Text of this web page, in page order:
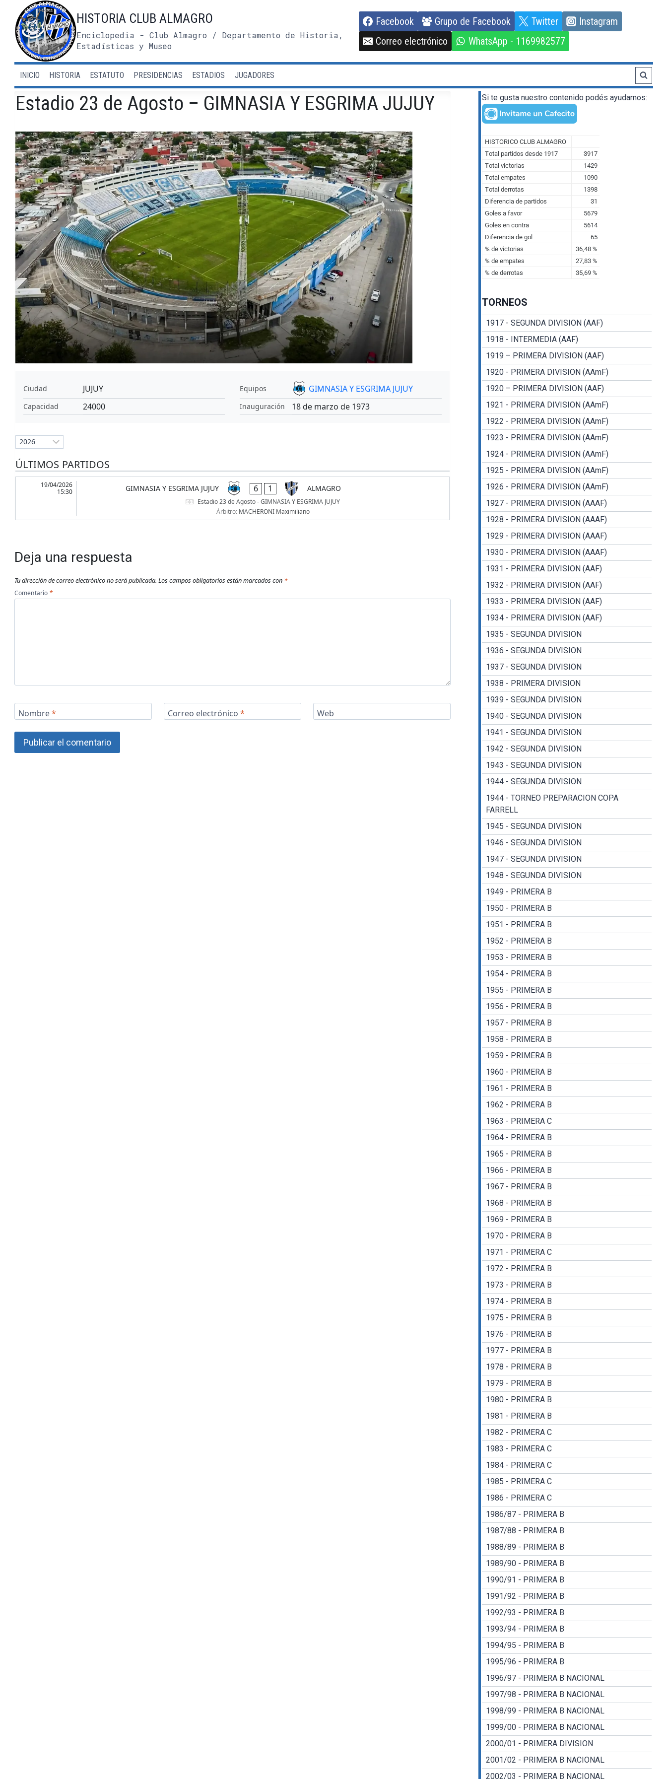
contenido
HISTORIA CLUB ALMAGRO
Enciclopedia - Club Almagro / Departamento de Historia,
Estadísticas y Museo
Facebook Grupo de Facebook Twitter
Instagram
Correo electrónico
WhatsApp - 1169982577
INICIO HISTORIA ESTATUTO PRESIDENCIAS ESTADIOS JUGADORES
Estadio 23 de Agosto – GIMNASIA Y ESGRIMA JUJUY
Ciudad JUJUY Equipos GIMNASIA Y ESGRIMA JUJUY
Capacidad 24000 Inauguración 18 de marzo de 1973
ÚLTIMOS PARTIDOS
19/04/2026
15:30
GIMNASIA Y ESGRIMA JUJUY 6 1 ALMAGRO
Estadio 23 de Agosto - GIMNASIA Y ESGRIMA JUJUY
Árbitro: MACHERONI Maximiliano
Deja una respuesta
Tu dirección de correo electrónico no será publicada. Los campos obligatorios están marcados con *
Comentario *
Nombre* Correo electrónico * Web
Si te gusta nuestro contenido podés ayudarnos:
TORNEOS
1917 - SEGUNDA DIVISION (AAF)
1918 - INTERMEDIA (AAF)
1919 – PRIMERA DIVISION (AAF)
1920 - PRIMERA DIVISION (AAmF)
1920 – PRIMERA DIVISION (AAF)
1921 - PRIMERA DIVISION (AAmF)
1922 - PRIMERA DIVISION (AAmF)
1923 - PRIMERA DIVISION (AAmF)
1924 - PRIMERA DIVISION (AAmF)
1925 - PRIMERA DIVISION (AAmF)
1926 - PRIMERA DIVISION (AAmF)
1927 - PRIMERA DIVISION (AAAF)
1928 - PRIMERA DIVISION (AAAF)
1929 - PRIMERA DIVISION (AAAF)
1930 - PRIMERA DIVISION (AAAF)
1931 - PRIMERA DIVISION (AAF)
1932 - PRIMERA DIVISION (AAF)
1933 - PRIMERA DIVISION (AAF)
1934 - PRIMERA DIVISION (AAF)
1935 - SEGUNDA DIVISION
1936 - SEGUNDA DIVISION
1937 - SEGUNDA DIVISION
1938 - PRIMERA DIVISION
1939 - SEGUNDA DIVISION
1940 - SEGUNDA DIVISION
1941 - SEGUNDA DIVISION
1942 - SEGUNDA DIVISION
1943 - SEGUNDA DIVISION
1944 - SEGUNDA DIVISION
1944 - TORNEO PREPARACION COPA
FARRELL
1945 - SEGUNDA DIVISION
1946 - SEGUNDA DIVISION
1947 - SEGUNDA DIVISION
1948 - SEGUNDA DIVISION
1949 - PRIMERA B
1950 - PRIMERA B
1951 - PRIMERA B
1952 - PRIMERA B
1953 - PRIMERA B
1954 - PRIMERA B
1955 - PRIMERA B
1956 - PRIMERA B
1957 - PRIMERA B
1958 - PRIMERA B
1959 - PRIMERA B
1960 - PRIMERA B
1961 - PRIMERA B
1962 - PRIMERA B
1963 - PRIMERA C
1964 - PRIMERA B
1965 - PRIMERA B
1966 - PRIMERA B
1967 - PRIMERA B
1968 - PRIMERA B
1969 - PRIMERA B
1970 - PRIMERA B
1971 - PRIMERA C
1972 - PRIMERA B
1973 - PRIMERA B
1974 - PRIMERA B
1975 - PRIMERA B
1976 - PRIMERA B
1977 - PRIMERA B
1978 - PRIMERA B
1979 - PRIMERA B
1980 - PRIMERA B
1981 - PRIMERA B
1982 - PRIMERA C
1983 - PRIMERA C
1984 - PRIMERA C
1985 - PRIMERA C
1986 - PRIMERA C
1986/87 - PRIMERA B
1987/88 - PRIMERA B
1988/89 - PRIMERA B
1989/90 - PRIMERA B
1990/91 - PRIMERA B
1991/92 - PRIMERA B
1992/93 - PRIMERA B
1993/94 - PRIMERA B
1994/95 - PRIMERA B
1995/96 - PRIMERA B
1996/97 - PRIMERA B NACIONAL
1997/98 - PRIMERA B NACIONAL
1998/99 - PRIMERA B NACIONAL
1999/00 - PRIMERA B NACIONAL
2000/01 - PRIMERA DIVISION
2001/02 - PRIMERA B NACIONAL
2002/03 - PRIMERA B NACIONAL